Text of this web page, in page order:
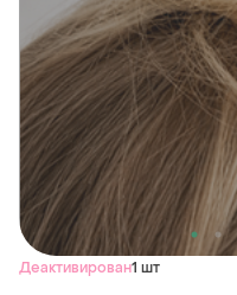
Деактивирован1 шт